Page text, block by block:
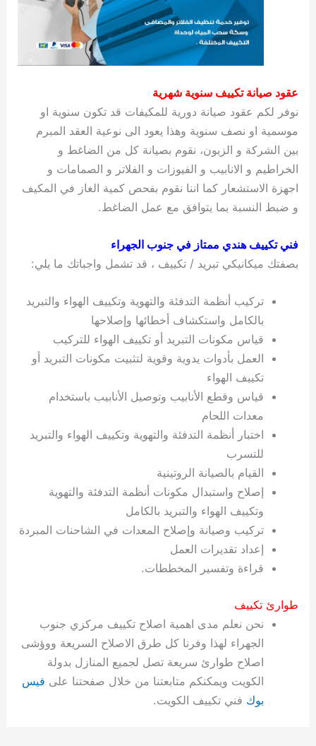
عقود صيانة تكييف سنوية شهرية
نوفر لكم عقود صيانة دورية للمكيفات قد تكون سنوية او
موسمية او نصف سنوية وهذا يعود الى نوعية العقد المبرم
بين الشركة و الزبون، نقوم بصيانة كل من الضاغط و
الخراطيم و الانابيب و الفيوزات و الفلاتر و الصمامات و
اجهزة الاستشعار كما اننا نقوم بفحص كمية الغاز في المكيف
و ضبط النسبة بما يتوافق مع عمل الضاغط.
فني تكييف هندي ممتاز في جنوب الجهراء
بصفتك ميكانيكي تبريد / تكييف ، قد تشمل واجباتك ما يلي:
تركيب أنظمة التدفئة والتهوية وتكييف الهواء والتبريد
بالكامل واستكشاف أخطائها وإصلاحها
قياس مكونات التبريد أو تكييف الهواء للتركيب
العمل بأدوات يدوية وقوية لتثبيت مكونات التبريد أو
تكييف الهواء
قياس وقطع الأنابيب وتوصيل الأنابيب باستخدام
معدات اللحام
اختبار أنظمة التدفئة والتهوية وتكييف الهواء والتبريد
للتسرب
القيام بالصيانة الروتينية
إصلاح واستبدال مكونات أنظمة التدفئة والتهوية
وتكييف الهواء والتبريد بالكامل
تركيب وصيانة وإصلاح المعدات في الشاحنات المبردة
إعداد تقديرات العمل
قراءة وتفسير المخططات.
طوارئ تكييف
نحن نعلم مدى اهمية اصلاح تكييف مركزي جنوب
الجهراء لهذا وفرنا كل طرق الاصلاح السريعة ووؤشى
اصلاح طوارئ سريعة تصل لجميع المنازل بدولة
الكويت ويمكنكم متابعتنا من خلال صفحتنا على فيس
بوك فني تكييف الكويت.